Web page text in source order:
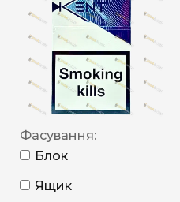
Фасування:
Блок
Ящик